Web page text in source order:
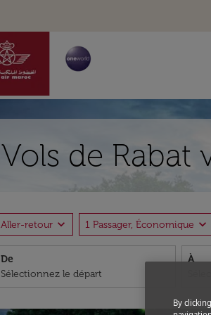
Vols de Rabat
Aller-retour expand_more 1 Passager, Économique expand_more
De À
By